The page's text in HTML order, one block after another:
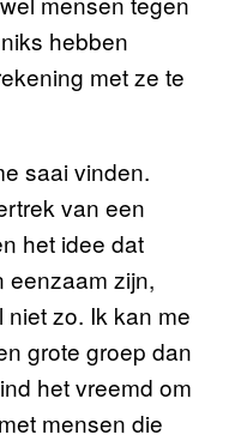
hebben
met ze te
saai vinden.
van een
het idee dat
eenzaam zijn,
niet zo. Ik kan me
grote groep dan
het vreemd om
mensen die